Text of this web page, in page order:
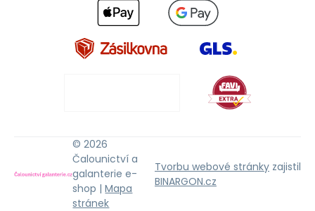
© 2026
Čalounictví a
galanterie e-
shop |Mapa
stránek
Tvorbu webové stránky zajistil
BINARGON.cz